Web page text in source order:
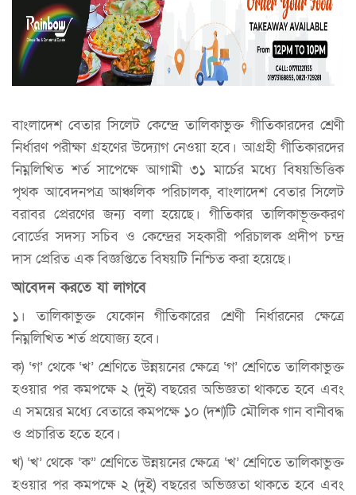
বাংলাদেশ বেতার সিলেট কেন্দ্রে তালিকাভুক্ত গীতিকারদের শ্রেণী
নির্ধারণ পরীক্ষা গ্রহণের উদ্যোগ নেওয়া হবে। আগ্রহী গীতিকারদের
নিম্নলিখিত শর্ত সাপেক্ষে আগামী ৩১ মার্চের মধ্যে বিষয়ভিত্তিক
পৃথক আবেদনপত্র আঞ্চলিক পরিচালক, বাংলাদেশ বেতার সিলেট
বরাবর প্রেরণের জন্য বলা হয়েছে। গীতিকার তালিকাভূক্তকরণ
বোর্ডের সদস্য সচিব ও কেন্দ্রের সহকারী পরিচালক প্রদীপ চন্দ্র
দাস প্রেরিত এক বিজ্ঞপ্তিতে বিষয়টি নিশ্চিত করা হয়েছে।
আবেদন করতে যা লাগবে
১। তালিকাভুক্ত যেকোন গীতিকারের শ্রেণী নির্ধারনের ক্ষেত্রে
নিম্নলিখিত শর্ত প্রযোজ্য হবে।
ক) ‘গ’ থেকে ‘খ’ শ্রেণিতে উন্নয়নের ক্ষেত্রে ‘গ’ শ্রেণিতে তালিকাভুক্ত
হওয়ার পর কমপক্ষে ২ (দুই) বছরের অভিজ্ঞতা থাকতে হবে এবং
এ সময়ের মধ্যে বেতারে কমপক্ষে ১০ (দশ)টি মৌলিক গান বানীবদ্ধ
ও প্রচারিত হতে হবে।
খ) ‘খ’ থেকে ‘ক” শ্রেণিতে উন্নয়নের ক্ষেত্রে ‘খ’ শ্রেণিতে তালিকাভুক্ত
হওয়ার পর কমপক্ষে ২ (দুই) বছরের অভিজ্ঞতা থাকতে হবে এবং